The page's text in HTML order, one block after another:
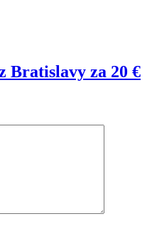
Bratislavy za 20 €